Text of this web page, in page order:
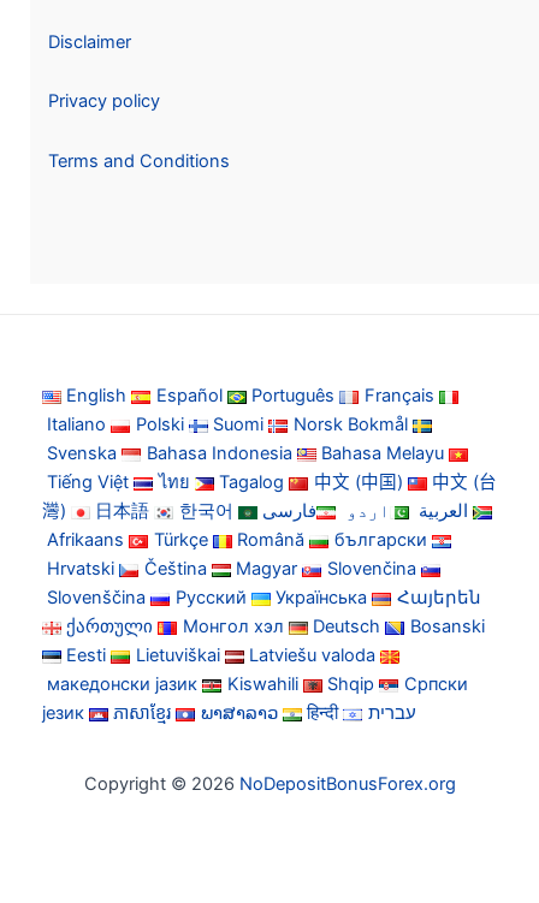
Disclaimer
Privacy policy
Terms and Conditions
English Español Português
Français
Italiano
Polski Suomi
Norsk Bokmål
Svenska
Bahasa Indonesia
Bahasa Melayu
Tiếng Việt
ไทย Tagalog 中文 (中国)
中文 (台
灣)
日本語 한국어 العربية اردو
فارسی
Afrikaans
Türkçe Română
български
Hrvatski
Čeština Magyar
Slovenčina
Slovenščina
Русский Українська
Հայերեն
ქართული
Монгол хэл Deutsch
Bosanski
Eesti
Lietuviškai
Latviešu valoda
македонски јазик
Kiswahili Shqip
Српски
језик
ភាសាខ្មែរ ພາສາລາວ हिन्दी עברית
Copyright © 2026 NoDepositBonusForex.org